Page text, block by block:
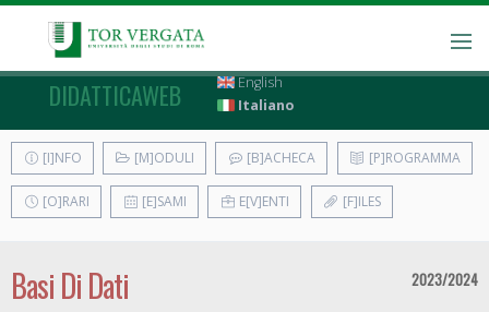
DIDATTICAWEB
English
Italiano
[I]NFO [M]ODULI [B]ACHECA [P]ROGRAMMA
[O]RARI [E]SAMI E[V]ENTI [F]ILES
Basi Di Dati 2023/2024